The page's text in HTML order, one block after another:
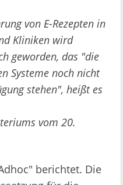
von E-Rezepten in
Kliniken wird
geworden, das "die
Systeme noch nicht
stehen", heißt es
vom 20.
berichtet. Die